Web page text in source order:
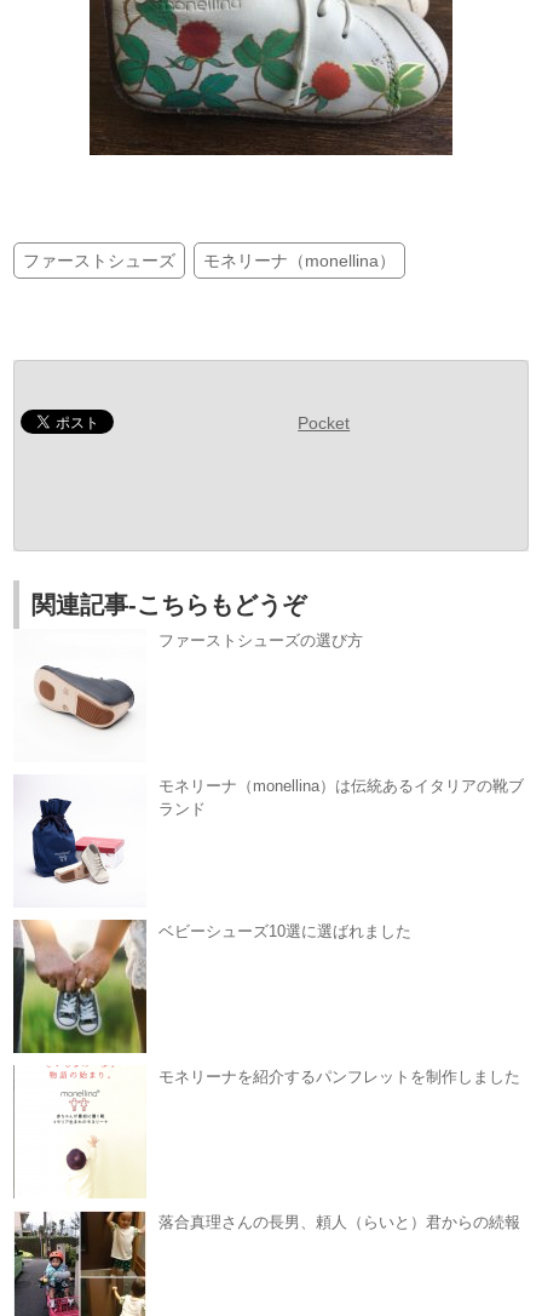
ファーストシューズ モネリーナ（monellina）
Pocket
関連記事-こちらもどうぞ
ファーストシューズの選び方
モネリーナ（monellina）は伝統あるイタリアの靴ブ
ランド
ベビーシューズ10選に選ばれました
モネリーナを紹介するパンフレットを制作しました
落合真理さんの長男、頼人（らいと）君からの続報